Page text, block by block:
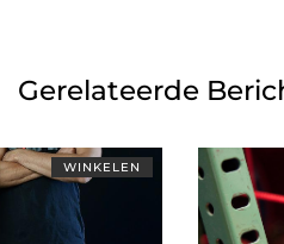
Gerelateerde
WINKELEN